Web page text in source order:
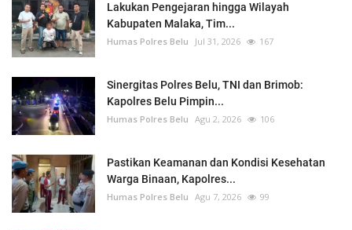
Lakukan Pengejaran hingga Wilayah
Kabupaten Malaka, Tim...
Humas Polres Belu Jul 31, 2026 167
Sinergitas Polres Belu, TNI dan Brimob:
Kapolres Belu Pimpin...
Humas Polres Belu Agu 2, 2026 106
Pastikan Keamanan dan Kondisi Kesehatan
Warga Binaan, Kapolres...
Humas Polres Belu Agu 7, 2026 99